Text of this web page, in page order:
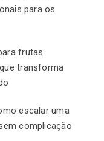
para os
frutas
transforma
escalar uma
complicação